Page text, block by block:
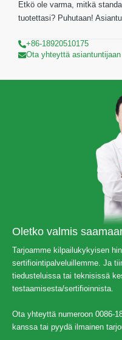
Etkö ole varma, mitkä
tuotettasi? Puhutaan!
+86-18920510175
Ota yhteyttä asiantuntijaan
Oletko valmis
Tarjoamme kilpailukykyisen
sertifiointipalveluillemme. Ja
tiedusteluissa tai teknisissä
testaamisesta/sertifioinnista.
Ota yhteyttä numeroon 0086-
kanssa tai pyydä ilmainen